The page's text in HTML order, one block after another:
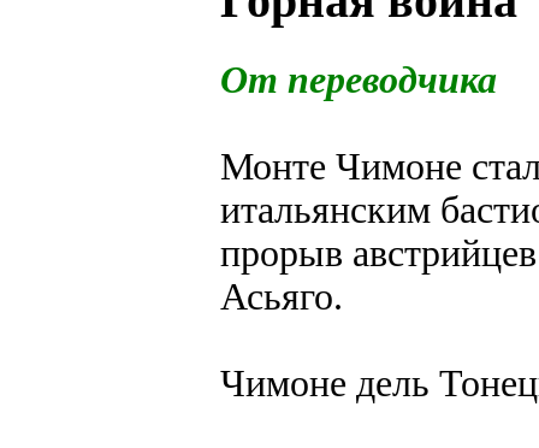
От переводчика
Монте Чимоне
итальянским
прорыв
Асьяго.
Чимоне дель